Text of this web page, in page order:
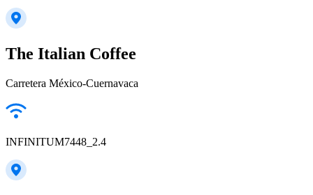
The Italian Coffee
Carretera México-Cuernavaca
INFINITUM7448_2.4